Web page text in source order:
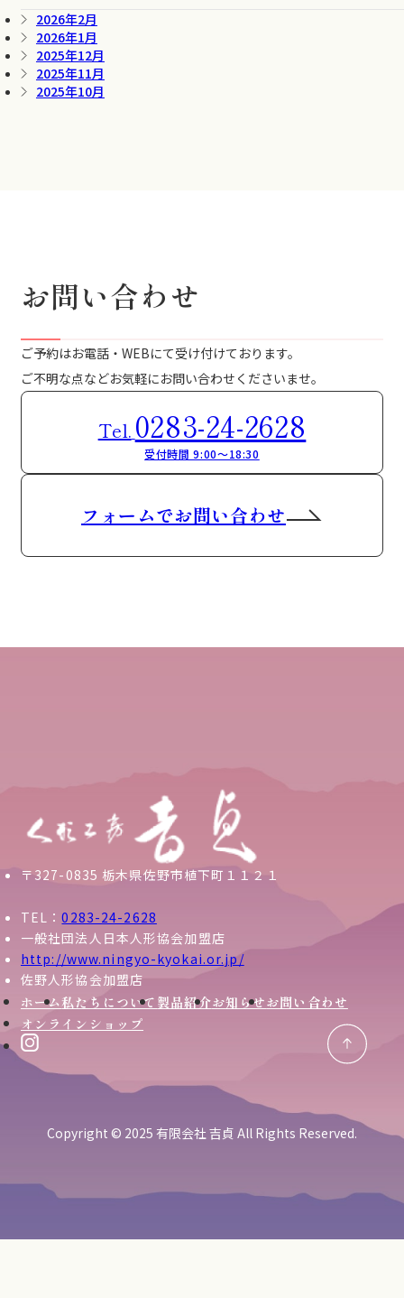
2026年2月
2026年1月
2025年12月
2025年11月
2025年10月
お問い合わせ
ご予約はお電話・WEBにて受け付けております。
ご不明な点などお気軽にお問い合わせくださいませ。
Tel. 0283-24-2628
受付時間 9:00～18:30
フォームでお問い合わせ
〒327-0835 栃木県佐野市植下町１１２１
TEL：0283-24-2628
一般社団法人日本人形協会加盟店
http://www.ningyo-kyokai.or.jp/
佐野人形協会加盟店
ホーム私たちについて 製品紹介お知らせお問い合わせ
オンラインショップ
Copyright © 2025 有限会社 吉貞 All Rights Reserved.